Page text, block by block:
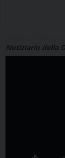
Notiziario della